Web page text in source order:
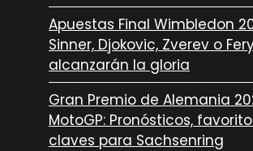
Apuestas Final Wimbledon
Sinner, Djokovic, Zverev o
alcanzarán la gloria
Gran Premio de Alemania
MotoGP: Pronósticos,
claves para Sachsenring